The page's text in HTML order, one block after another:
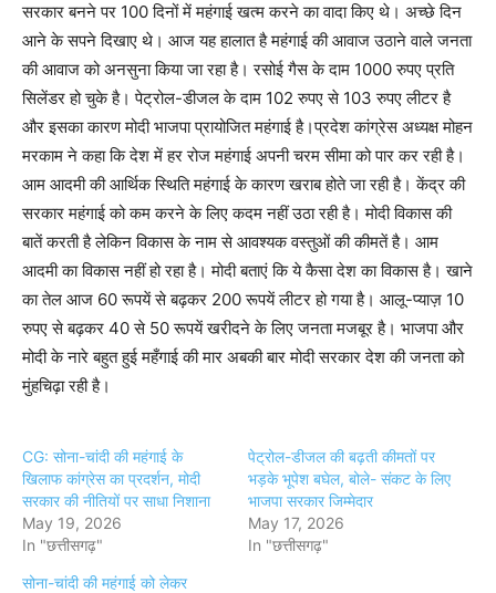
सरकार बनने पर 100 दिनों में महंगाई खत्म करने का वादा किए थे। अच्छे दिन
आने के सपने दिखाए थे। आज यह हालात है महंगाई की आवाज उठाने वाले जनता
की आवाज को अनसुना किया जा रहा है। रसोई गैस के दाम 1000 रुपए प्रति
सिलेंडर हो चुके है। पेट्रोल-डीजल के दाम 102 रुपए से 103 रुपए लीटर है
और इसका कारण मोदी भाजपा प्रायोजित महंगाई है।प्रदेश कांग्रेस अध्यक्ष मोहन
मरकाम ने कहा कि देश में हर रोज महंगाई अपनी चरम सीमा को पार कर रही है।
आम आदमी की आर्थिक स्थिति महंगाई के कारण खराब होते जा रही है। केंद्र की
सरकार महंगाई को कम करने के लिए कदम नहीं उठा रही है। मोदी विकास की
बातें करती है लेकिन विकास के नाम से आवश्यक वस्तुओं की कीमतें है। आम
आदमी का विकास नहीं हो रहा है। मोदी बताएं कि ये कैसा देश का विकास है। खाने
का तेल आज 60 रूपयें से बढ़कर 200 रूपयें लीटर हो गया है। आलू-प्याज़ 10
रुपए से बढ़कर 40 से 50 रूपयें खरीदने के लिए जनता मजबूर है। भाजपा और
मोदी के नारे बहुत हुई महँगाई की मार अबकी बार मोदी सरकार देश की जनता को
मुंहचिढ़ा रही है।
CG: सोना-चांदी की महंगाई के
खिलाफ कांग्रेस का प्रदर्शन, मोदी
सरकार की नीतियों पर साधा निशाना
May 19, 2026
In "छत्तीसगढ़"
पेट्रोल-डीजल की बढ़ती कीमतों पर
भड़के भूपेश बघेल, बोले- संकट के लिए
भाजपा सरकार जिम्मेदार
May 17, 2026
In "छत्तीसगढ़"
सोना-चांदी की महंगाई को लेकर